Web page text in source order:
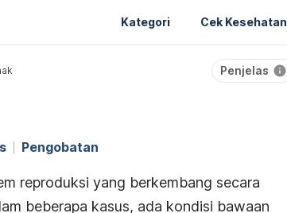
Kategori Cek Kesehatan
Penjelas
Pengobatan
reproduksi yang berkembang secara
beberapa kasus, ada kondisi bawaan